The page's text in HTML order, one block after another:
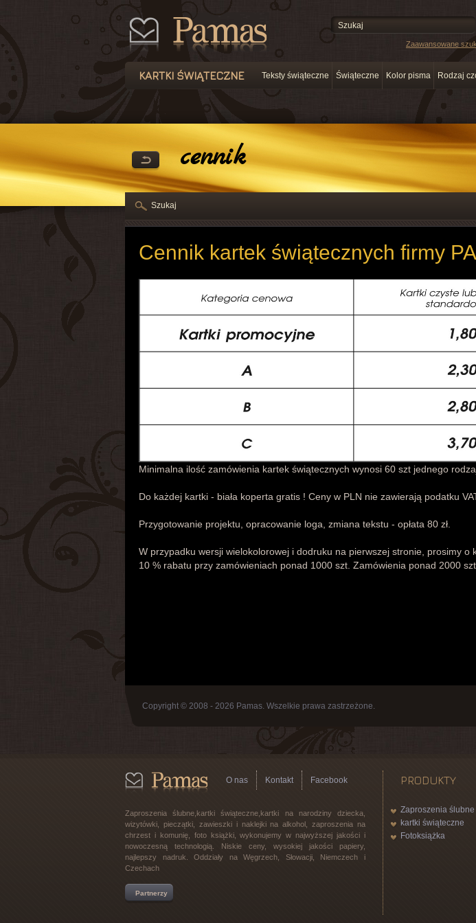
cennik
KARTKI ŚWIĄTECZNE Teksty świąteczne Świąteczne Kolor pisma Rodzaj
Zaawansowane
Cennik kartek świątecznych firmy
Minimalna ilość zamówienia kartek świątecznych wynosi 60 szt jednego
Do każdej kartki - biała koperta gratis ! Ceny w PLN nie zawierają podatku
Przygotowanie projektu, opracowanie loga, zmiana tekstu - opłata 80 zł.
W przypadku wersji wielokolorowej i dodruku na pierwszej stronie, prosimy o
10 % rabatu przy zamówieniach ponad 1000 szt. Zamówienia ponad 2000
Szukaj
Copyright © 2008 - 2026 Pamas. Wszelkie prawa zastrzeżone.
O nas Kontakt Facebook
Zaproszenia ślubne,kartki świąteczne,kartki na narodziny dziecka,
wizytówki, pieczątki, zawieszki i naklejki na alkohol, zaproszenia na
chrzest i komunię, foto książki, wykonujemy w najwyższej jakości i
nowoczesną technologią. Niskie ceny, wysokiej jakości papiery,
najlepszy nadruk. Oddziały na Węgrzech, Słowacji, Niemczech i
Czechach
Partnerzy
PRODUKTY
Zaproszenia ślubne
kartki świąteczne
Fotoksiążka